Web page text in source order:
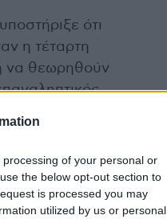
of your personal or
the below opt-out section to
is processed you may
utilized by us or personal
ότι
η τέταρτη
να θεωρηθούν
ετών έναντι